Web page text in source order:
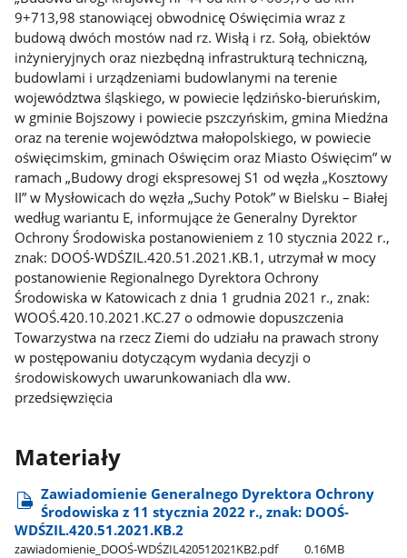
9+713,98 stanowiącej obwodnicę Oświęcimia wraz z
budową dwóch mostów nad rz. Wisłą i rz. Sołą, obiektów
inżynieryjnych oraz niezbędną infrastrukturą techniczną,
budowlami i urządzeniami budowlanymi na terenie
województwa śląskiego, w powiecie lędzińsko-bieruńskim,
w gminie Bojszowy i powiecie pszczyńskim, gmina Miedźna
oraz na terenie województwa małopolskiego, w powiecie
oświęcimskim, gminach Oświęcim oraz Miasto Oświęcim” w
ramach „Budowy drogi ekspresowej S1 od węzła „Kosztowy
II” w Mysłowicach do węzła „Suchy Potok” w Bielsku – Białej
według wariantu E, informujące że Generalny Dyrektor
Ochrony Środowiska postanowieniem z 10 stycznia 2022 r.,
znak: DOOŚ-WDŚZIL.420.51.2021.KB.1, utrzymał w mocy
postanowienie Regionalnego Dyrektora Ochrony
Środowiska w Katowicach z dnia 1 grudnia 2021 r., znak:
WOOŚ.420.10.2021.KC.27 o odmowie dopuszczenia
Towarzystwa na rzecz Ziemi do udziału na prawach strony
w postępowaniu dotyczącym wydania decyzji o
środowiskowych uwarunkowaniach dla ww.
przedsięwzięcia
Materiały
Zawiadomienie Generalnego Dyrektora Ochrony
Środowiska z 11 stycznia 2022 r., znak: DOOŚ-
WDŚZIL.420.51.2021.KB.2
zawiadomienie​_DOOŚ-WDŚZIL420512021KB2.pdf 0.16MB